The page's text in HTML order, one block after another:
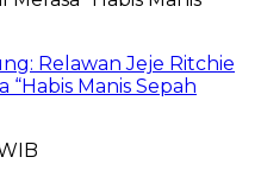
Relawan Jeje Ritchie
“Habis Manis Sepah